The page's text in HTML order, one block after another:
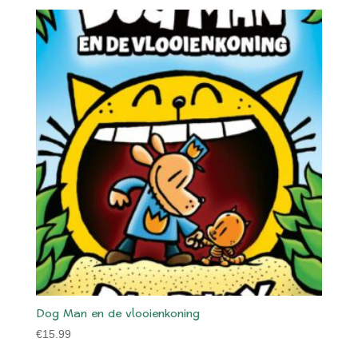
Dog Man en de vlooienkoning
€15.99